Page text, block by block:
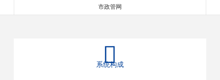
市政管网

系统构成